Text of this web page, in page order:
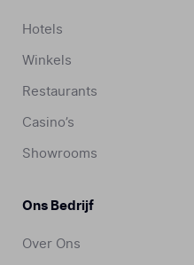
Hotels
Winkels
Restaurants
Casino’s
Showrooms
Ons Bedrijf
Over Ons